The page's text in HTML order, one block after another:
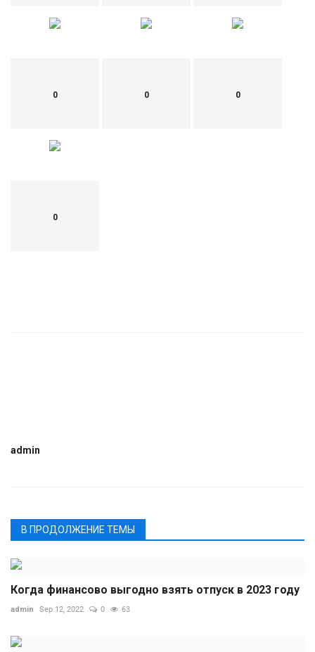
0 0 0
0
admin
В ПРОДОЛЖЕНИЕ ТЕМЫ
Когда финансово выгодно взять отпуск в 2023 году
admin Sep 12, 2022 0 63